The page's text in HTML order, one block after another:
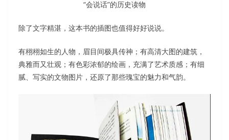
“会说话”的历史读物
除了文字精湛，这本书的插图也值得好好说说。
有栩栩如生的人物，眉目间极具传神；有高清大图的建筑，
典雅而又壮观；有色彩浓郁的绘画，充满了艺术质感；有细
腻、写实的文物图片，还原了那些瑰宝的魅力和气韵。